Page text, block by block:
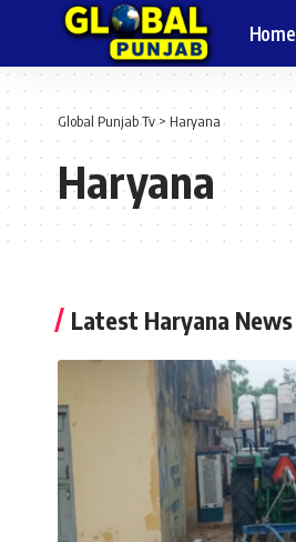
Home
Global Punjab Tv> Haryana
Haryana
Latest Haryana News